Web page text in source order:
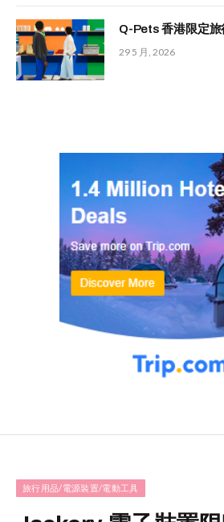
Q-Pets 香港限定
29 5 月, 2026
旅行用品/電源裝置/電動工具